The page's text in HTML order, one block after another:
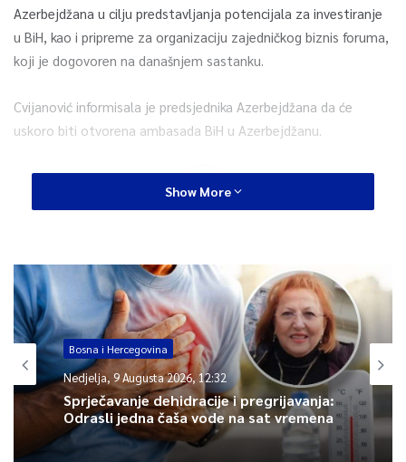
Azerbejdžana u cilju predstavljanja potencijala za investiranje
u BiH, kao i pripreme za organizaciju zajedničkog biznis foruma,
koji je dogovoren na današnjem sastanku.
Cvijanović informisala je predsjednika Azerbejdžana da će
uskoro biti otvorena ambasada BiH u Azerbejdžanu.
0
Show More
Bosna i Hercegovina
Nedjelja, 9 Augusta 2026, 12:32
Sprječavanje dehidracije i pregrijavanja:
Odrasli jedna čaša vode na sat vremena